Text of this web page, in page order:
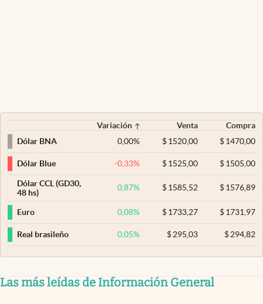
Variación Venta
Compra
Dólar BNA
0,00% $ 1520,00 $1470,00
Dólar Blue -0,33% $ 1525,00 $1505,00
Dólar CCL (GD30,
48 hs)
0,87% $ 1585,52 $1576,89
Euro 0,08% $ 1733,27 $1731,97
Real brasileño 0,05% $ 295,03 $294,82
Las más leídas de Información General